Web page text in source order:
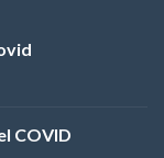
COVID